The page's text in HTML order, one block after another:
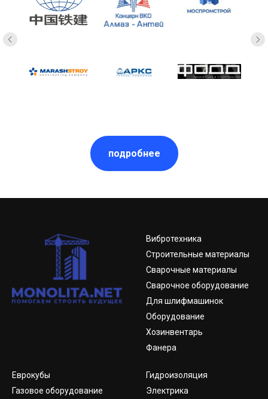
подробнее
Вибротехника
Строительные материалы
Сварочные материалы
Сварочное оборудование
Для шлифмашинок
Оборудование
Хозинвентарь
Фанера
Еврокубы
Газовое оборудование
Гидроизоляция
Электрика